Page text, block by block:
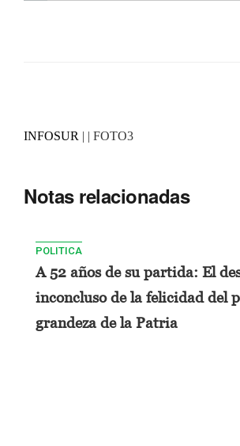
INFOSUR | | FOTO3
Notas relacionadas
POLITICA
A 52 años de su partida: El
inconcluso de la felicidad del
grandeza de la Patria